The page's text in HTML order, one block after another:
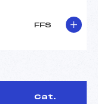
FFS
Cat.